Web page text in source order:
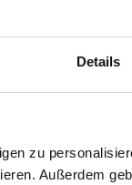
Details
zu
Außerdem